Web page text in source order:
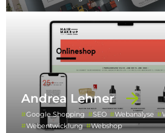
Andrea Lehner
Google Shopping SEO Webanalyse
Webentwicklung
Webshop